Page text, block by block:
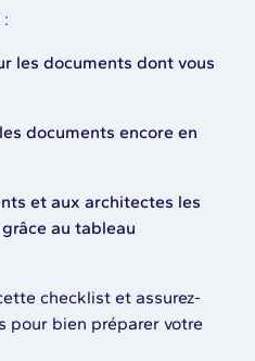
les documents dont vous
documents encore en
et aux architectes les
au tableau
checklist et assurez-
pour bien préparer votre